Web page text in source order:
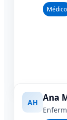
Médico
AH Ana